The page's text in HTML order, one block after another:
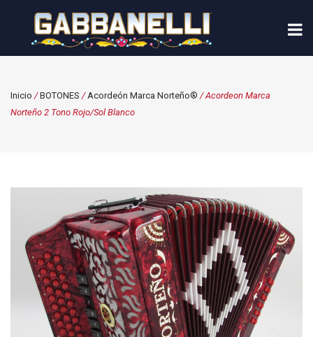
Inicio /BOTONES /Acordeón Marca Norteño® / Acordeon Marca
Norteño 2 Tono Rojo/Sol Blanco